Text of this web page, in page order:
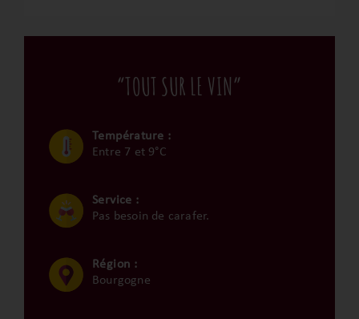
“TOUT SUR LE VIN”
Température :
Entre 7 et 9°C
Service :
Pas besoin de carafer.
Région :
Bourgogne